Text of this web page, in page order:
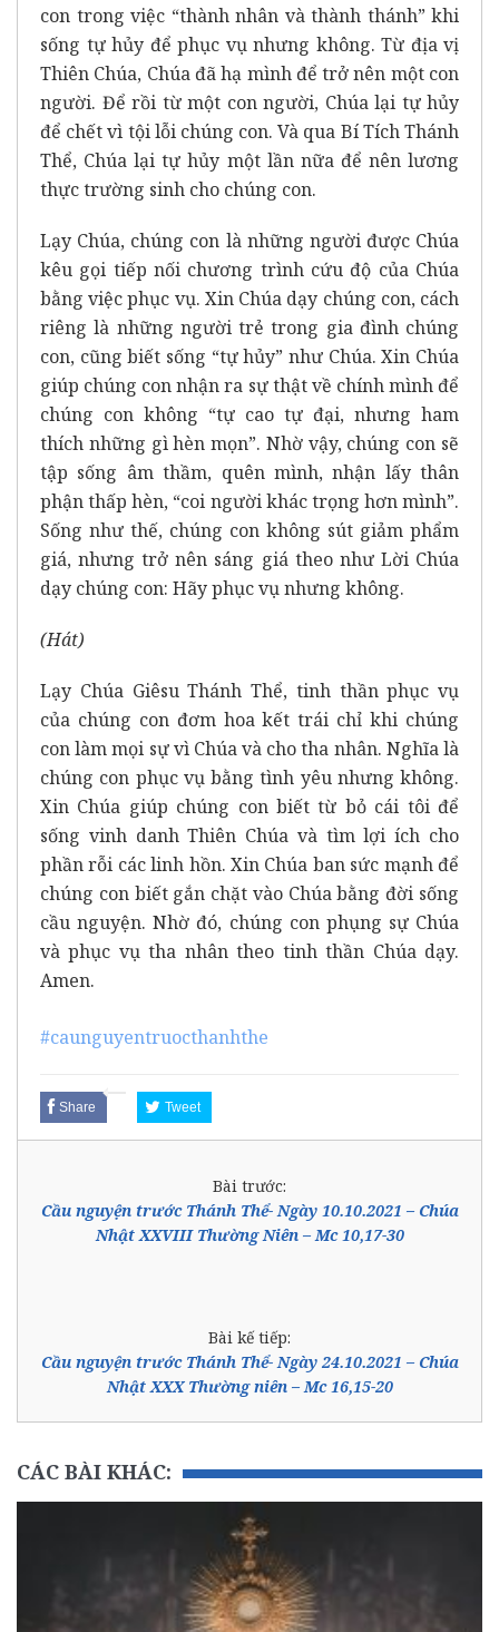
con trong việc “thành nhân và thành thánh” khi
sống tự hủy để phục vụ nhưng không. Từ địa vị
Thiên Chúa, Chúa đã hạ mình để trở nên một con
người. Để rồi từ một con người, Chúa lại tự hủy
để chết vì tội lỗi chúng con. Và qua Bí Tích Thánh
Thể, Chúa lại tự hủy một lần nữa để nên lương
thực trường sinh cho chúng con.
Lạy Chúa, chúng con là những người được Chúa
kêu gọi tiếp nối chương trình cứu độ của Chúa
bằng việc phục vụ. Xin Chúa dạy chúng con, cách
riêng là những người trẻ trong gia đình chúng
con, cũng biết sống “tự hủy” như Chúa. Xin Chúa
giúp chúng con nhận ra sự thật về chính mình để
chúng con không “tự cao tự đại, nhưng ham
thích những gì hèn mọn”. Nhờ vậy, chúng con sẽ
tập sống âm thầm, quên mình, nhận lấy thân
phận thấp hèn, “coi người khác trọng hơn mình”.
Sống như thế, chúng con không sút giảm phẩm
giá, nhưng trở nên sáng giá theo như Lời Chúa
dạy chúng con: Hãy phục vụ nhưng không.
(Hát)
Lạy Chúa Giêsu Thánh Thể, tinh thần phục vụ
của chúng con đơm hoa kết trái chỉ khi chúng
con làm mọi sự vì Chúa và cho tha nhân. Nghĩa là
chúng con phục vụ bằng tình yêu nhưng không.
Xin Chúa giúp chúng con biết từ bỏ cái tôi để
sống vinh danh Thiên Chúa và tìm lợi ích cho
phần rỗi các linh hồn. Xin Chúa ban sức mạnh để
chúng con biết gắn chặt vào Chúa bằng đời sống
cầu nguyện. Nhờ đó, chúng con phụng sự Chúa
và phục vụ tha nhân theo tinh thần Chúa dạy.
Amen.
#caunguyentruocthanhthe
Share Tweet
Bài trước:
Cầu nguyện trước Thánh Thể- Ngày 10.10.2021 – Chúa
Nhật XXVIII Thường Niên – Mc 10,17-30
Bài kế tiếp:
Cầu nguyện trước Thánh Thể- Ngày 24.10.2021 – Chúa
Nhật XXX Thường niên – Mc 16,15-20
CÁC BÀI KHÁC: